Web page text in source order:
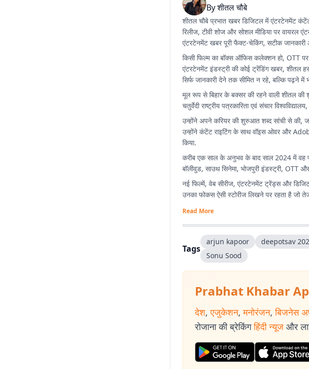
Byशीतल चौबे
शीतल चौबे प्रभात खबर डिजिटल में एंटरटेनमेंट
रिलीज, टीवी शोज और सोशल मीडिया पर वायरल
एंटरटेनमेंट खबर पूरी फैक्ट-चेकिंग, सटीक
किसी फिल्म का बॉक्स ऑफिस कलेक्शन हो, OTT पर
एंटरटेनमेंट इंडस्ट्री की कोई ट्रेंडिंग खबर, शीतल
सिर्फ जानकारी देने तक सीमित न रहे, बल्कि पढ़ने
मूल रूप से बिहार के बक्सर की रहने वाली शीतल
चतुर्वेदी राष्ट्रीय पत्रकारिता एवं संचार
उन्होंने अपने करियर की शुरुआत शब्द सांची से की,
उन्होंने कंटेंट राइटिंग के साथ वॉइस ओवर और
किया.
करीब एक साल के अनुभव के बाद साल 2024 में वह
बॉलीवुड, साउथ सिनेमा, भोजपुरी इंडस्ट्री, OTT
नई फिल्में, वेब सीरीज, एंटरटेनमेंट ट्रेंड्स और
उनका फोकस ऐसी स्टोरीज लिखने पर रहता है जो
Read More
Tags
arjun kapoor deepotsav
Sonu Sood
Prabhat Khabar
देश, एजुकेशन, मनोरंजन, बिजनेस
रोजाना की ब्रेकिंग हिंदी न्यूज और